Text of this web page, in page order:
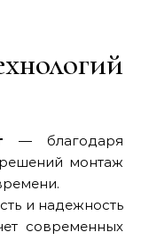
— благодаря
монтаж
и надежность
современных